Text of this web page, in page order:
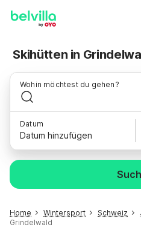
Skihütten in
Wohin möchtest du gehen?
Datum
Datum hinzufügen
Home Wintersport Schweiz
Grindelwald